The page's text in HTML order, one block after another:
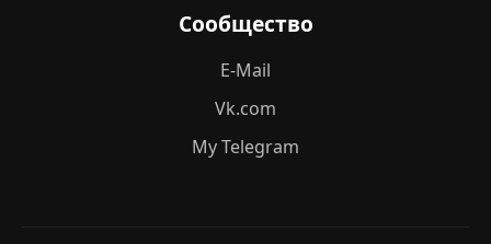
Сообщество
E-Mail
Vk.com
My Telegram